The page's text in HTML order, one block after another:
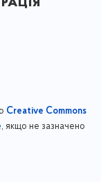
Creative Commons
, якщо не зазначено